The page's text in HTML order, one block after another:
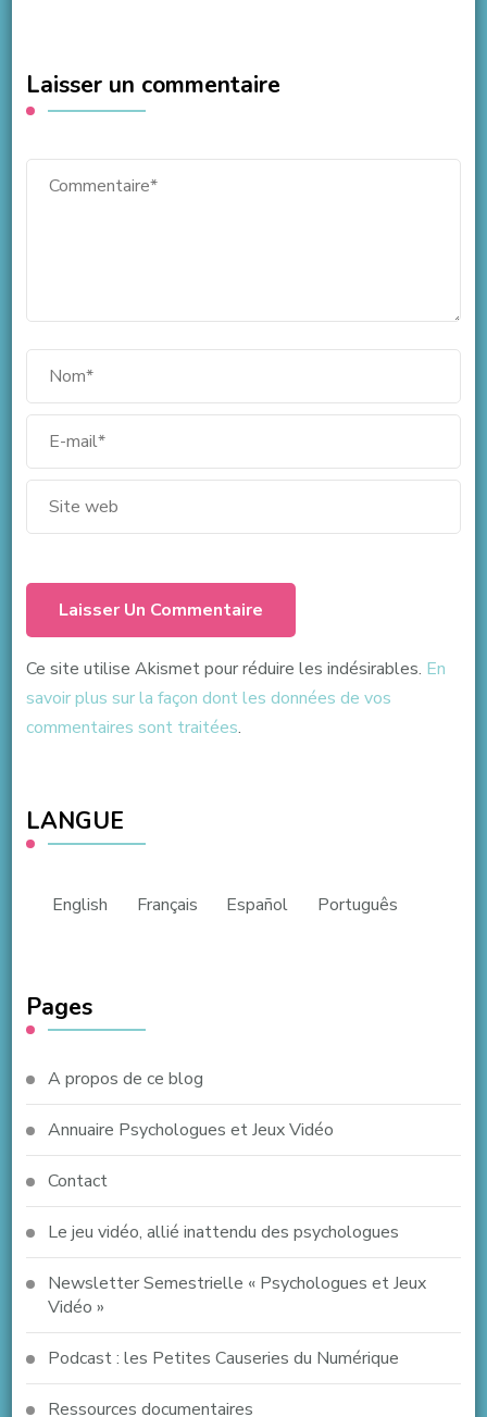
Laisser un commentaire
Ce site utilise Akismet pour réduire les indésirables. En
savoir plus sur la façon dont les données de vos
commentaires sont traitées.
LANGUE
English Français Español Português
Pages
A propos de ce blog
Annuaire Psychologues et Jeux Vidéo
Contact
Le jeu vidéo, allié inattendu des psychologues
Newsletter Semestrielle « Psychologues et Jeux
Vidéo »
Podcast : les Petites Causeries du Numérique
Ressources documentaires